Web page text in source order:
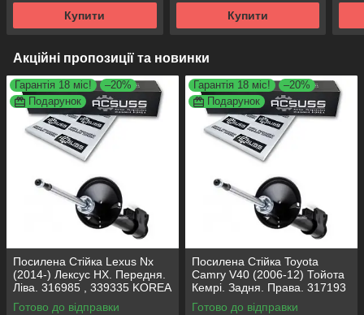
Купити Купити
Акційні пропозиції та новинки
Гарантія 18 міс!
–20%
Подарунок
Посилена Стійка Lexus Nx
(2014-) Лексус НХ. Передня.
Ліва. 316985 , 339335 KOREA
Аксусс!
Готово до відправки
Гарантія 18 міс!
–20%
Подарунок
Посилена Стійка Toyota
Camry V40 (2006-12) Тойота
Кемрі. Задня. Права. 317193
, 339025 KOREA Аксусс!
Готово до відправки